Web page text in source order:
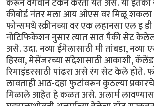
करून वेगवान टंकन करता येत असे. या इतका
कीबोर्ड नंतर मला आय ओएस वर मिळू शकला
फोन्समधे स्क्रीनच्या वर एक लहानसा एल इ
नोटिफिकेशन नुसार त्यात सात पैकी सेट
असे. उदा. नव्या ईमेलासाठी मी तांबडा,
हिरवा, मेसेंजरच्या संदेशासाठी आकाशी,
रिमाइंडरसाठी पांढरा असे रंग सेट केले होते.
लावताही आठ-दहा फुटांवरून कुठल्या
मिळाले आहेत हे कळत असे. अलार्म